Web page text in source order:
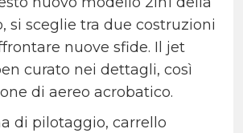
si sceglie tra due costruzioni
nuove sfide. Il jet
curato nei dettagli, così
di aereo acrobatico.
di pilotaggio, carrello